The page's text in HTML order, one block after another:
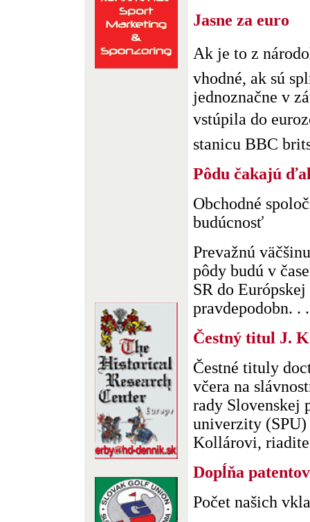
Jasne za euro
Ak je to z
vhodné, ak sú
jednoznačne v
vstúpila do
stanicu BBC
Pôdu čakajú
Obchodné
budúcnosť
Prevažnú
pôdy budú v
SR do
pravdepodobn. . .
Čestný titul J.
Čestné tituly
včera na
rady Slovenskej
univerzity
Kollárovi,
Dopĺňa
Počet našich